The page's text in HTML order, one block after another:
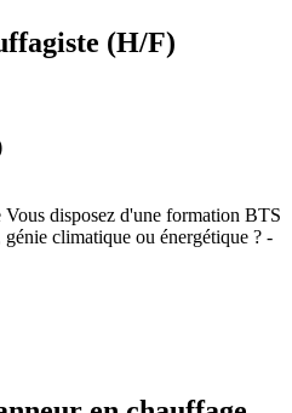
(H/F)
disposez d'une formation BTS
génie climatique ou énergétique ? -